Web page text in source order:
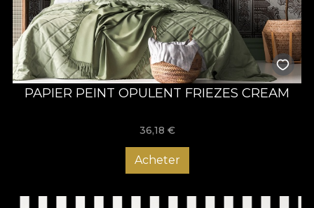
PAPIER PEINT OPULENT FRIEZES CREAM
36,18 €
Acheter